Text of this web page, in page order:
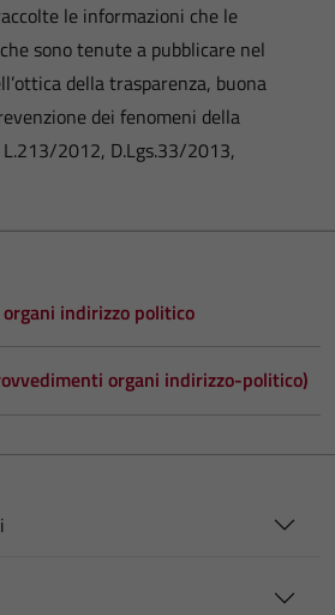
le informazioni che le
sono tenute a pubblicare nel
della trasparenza, buona
dei fenomeni della
2012, D.Lgs.33/2013,
indirizzo politico
organi indirizzo-politico)